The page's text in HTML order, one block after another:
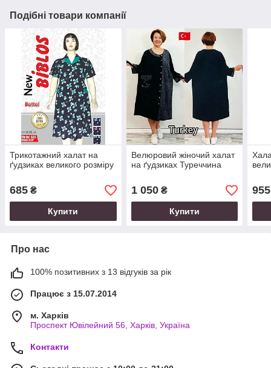
Подібні товари компанії
Трикотажний халат на
ґудзиках великого розміру
685 ₴
Купити
Велюровий жіночий халат
на ґудзиках Туреччина
1 050₴
Купити
955
Про нас
100% позитивних з 13 відгуків за рік
Працює з 15.07.2014
м. Харків
Проспект Ювілейний 56, Харків, Україна
Контакти